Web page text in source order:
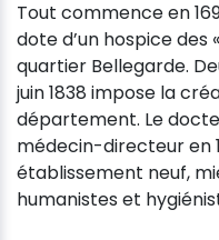
Tout commence en
dote d’un hospice des
quartier Bellegarde.
juin 1838 impose la
département. Le
médecin-directeur en
établissement neuf,
humanistes et